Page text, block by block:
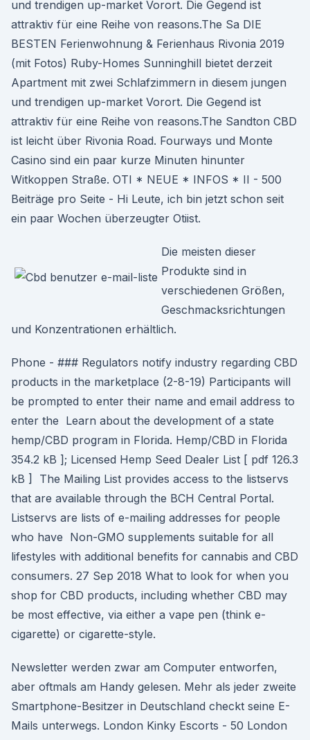
und trendigen up-market Vorort. Die Gegend ist
attraktiv für eine Reihe von reasons.The Sa DIE
BESTEN Ferienwohnung & Ferienhaus Rivonia 2019
(mit Fotos) Ruby-Homes Sunninghill bietet derzeit
Apartment mit zwei Schlafzimmern in diesem jungen
und trendigen up-market Vorort. Die Gegend ist
attraktiv für eine Reihe von reasons.The Sandton CBD
ist leicht über Rivonia Road. Fourways und Monte
Casino sind ein paar kurze Minuten hinunter
Witkoppen Straße. OTI * NEUE * INFOS * II - 500
Beiträge pro Seite - Hi Leute, ich bin jetzt schon seit
ein paar Wochen überzeugter Otiist.
Die meisten dieser
Produkte sind in
verschiedenen Größen,
Geschmacksrichtungen
und Konzentrationen erhältlich.
Phone - ### Regulators notify industry regarding CBD
products in the marketplace (2-8-19) Participants will
be prompted to enter their name and email address to
enter the Learn about the development of a state
hemp/CBD program in Florida. Hemp/CBD in Florida
354.2 kB ]; Licensed Hemp Seed Dealer List [ pdf 126.3
kB ] The Mailing List provides access to the listservs
that are available through the BCH Central Portal.
Listservs are lists of e-mailing addresses for people
who have Non-GMO supplements suitable for all
lifestyles with additional benefits for cannabis and CBD
consumers. 27 Sep 2018 What to look for when you
shop for CBD products, including whether CBD may
be most effective, via either a vape pen (think e-
cigarette) or cigarette-style.
Newsletter werden zwar am Computer entworfen,
aber oftmals am Handy gelesen. Mehr als jeder zweite
Smartphone-Besitzer in Deutschland checkt seine E-
Mails unterwegs. London Kinky Escorts - 50 London